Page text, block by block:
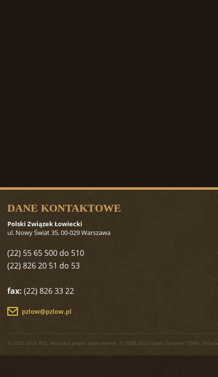
DANE KONTAKTOWE
Polski Związek Łowiecki
ul. Nowy Świat 35, 00-029 Warszawa
(22) 55 65 500 do 510
(22) 826 20 51 do 53
fax: (22) 826 33 22
pzlow@pzlow.pl
© 2002-2026 PZŁ. Wszelkie prawa zastrzeżone. © 2008-2026 Video Systems TORN.